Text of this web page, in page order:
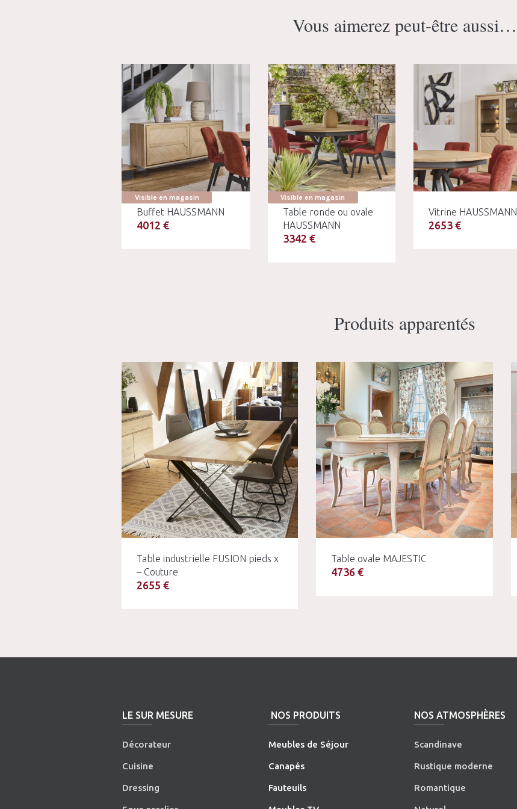
Vous aimerez peut-être aussi…
Visible en magasin
Buffet HAUSSMANN
4012 €
Visible en magasin
Table ronde ou ovale
HAUSSMANN
3342 €
Vitrine HAUSSMANN
2653 €
Produits apparentés
Table industrielle FUSION pieds x
– Couture
2655 €
Table ovale MAJESTIC
4736 €
LE SUR MESURE
Décorateur
Cuisine
Dressing
NOS PRODUITS
Meubles de Séjour
Canapés
Fauteuils
NOS ATMOSPHÈRES
Scandinave
Rustique moderne
Romantique